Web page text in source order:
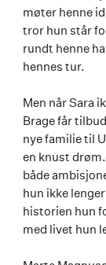
møter henne
tror hun står
rundt henne
hennes tur.
Men når Sara
Brage får
nye familie til
en knust
både
hun ikke
historien hun
med livet hun